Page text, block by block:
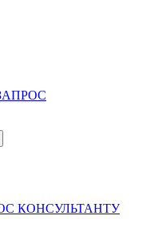
ЗАПРОС
КОНСУЛЬТАНТУ